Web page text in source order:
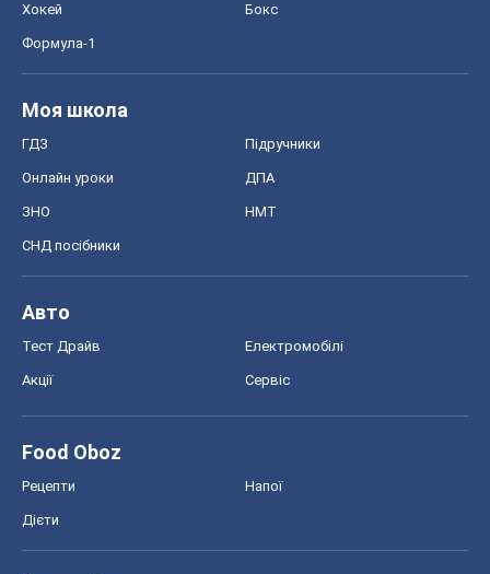
Хокей Бокс
Формула-1
Моя школа
ГДЗ Підручники
Онлайн уроки ДПА
ЗНО НМТ
СНД посібники
Авто
Тест Драйв Електромобілі
Акції Сервіс
Food Oboz
Рецепти Напої
Дієти